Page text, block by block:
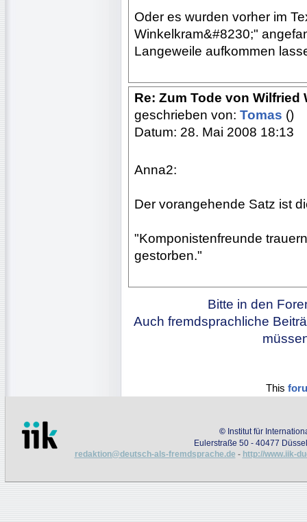
Oder es wurden vorher im
Winkelkram&#8230;"
Langeweile aufkommen
Re: Zum Tode von Wilfried
geschrieben von: Tomas ()
Datum: 28. Mai 2008 18:13
Anna2:
Der vorangehende Satz ist
"Komponistenfreunde
gestorben."
Bitte in den
Auch fremdsprachliche
This
© Institut für
Eulerstraße 50 - 40477
redaktion@deutsch-als-fremdsprache.de - http://www.iik-